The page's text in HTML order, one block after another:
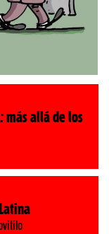
más allá de los